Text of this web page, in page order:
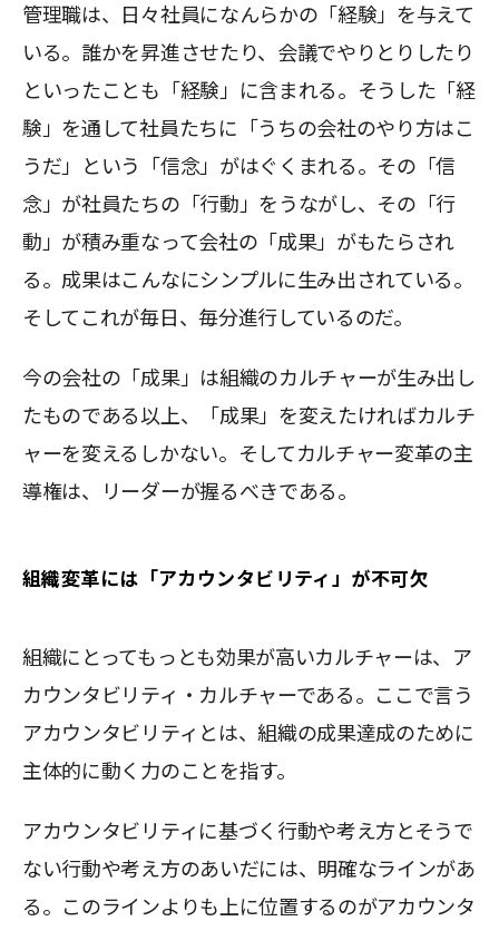
管理職は、日々社員になんらかの「経験」を与えて
いる。誰かを昇進させたり、会議でやりとりしたり
といったことも「経験」に含まれる。そうした「経
験」を通して社員たちに「うちの会社のやり方はこ
うだ」という「信念」がはぐくまれる。その「信
念」が社員たちの「行動」をうながし、その「行
動」が積み重なって会社の「成果」がもたらされ
る。成果はこんなにシンプルに生み出されている。
そしてこれが毎日、毎分進行しているのだ。
今の会社の「成果」は組織のカルチャーが生み出し
たものである以上、「成果」を変えたければカルチ
ャーを変えるしかない。そしてカルチャー変革の主
導権は、リーダーが握るべきである。
組織変革には「アカウンタビリティ」が不可欠
組織にとってもっとも効果が高いカルチャーは、ア
カウンタビリティ・カルチャーである。ここで言う
アカウンタビリティとは、組織の成果達成のために
主体的に動く力のことを指す。
アカウンタビリティに基づく行動や考え方とそうで
ない行動や考え方のあいだには、明確なラインがあ
る。このラインよりも上に位置するのがアカウンタ